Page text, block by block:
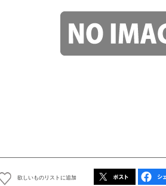
欲しいものリストに追加